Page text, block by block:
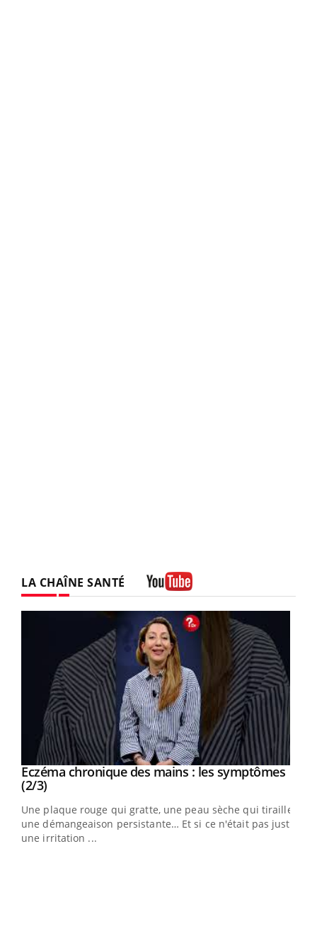
LA CHAÎNE SANTÉ
Youtube
Eczéma chronique des mains : les symptômes
(2/3)Youtube
Une plaque rouge qui gratte, une peau sèche qui tiraille,
une démangeaison persistante… Et si ce n'était pas juste
une irritation ...